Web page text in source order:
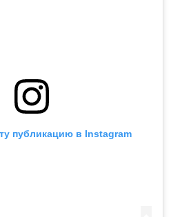
публикацию в Instagram